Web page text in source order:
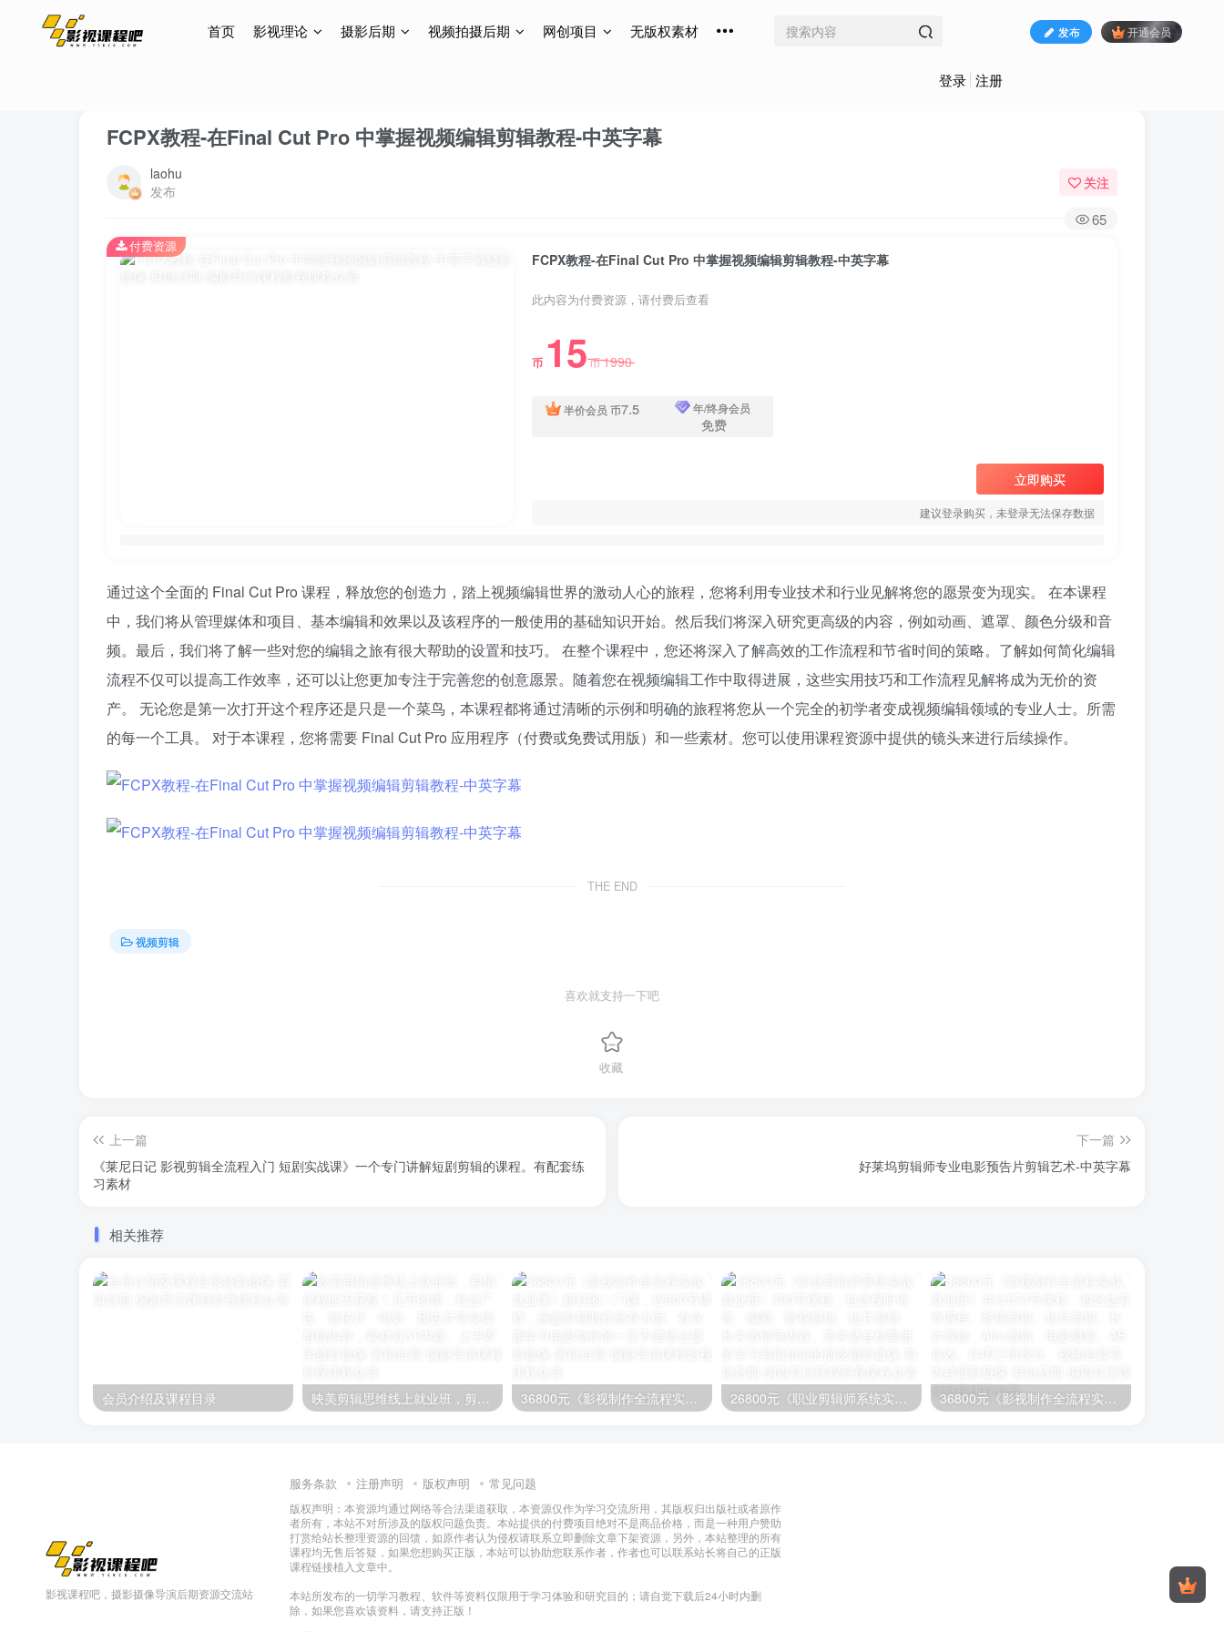
首页 影视理论 摄影后期 视频拍摄后期 网创项目 无版权素材 发布 开通会员
登录 注册
FCPX教程-在Final Cut Pro 中掌握视频编辑剪辑教程-中英字幕
laohu
发布
关注
65
FCPX教程-在Final Cut Pro 中掌握视频编辑剪辑教程-中英字幕
此内容为付费资源，请付费后查看
币 15币1990
半价会员 币7.5 年/终身会员
免费
立即购买
建议登录购买，未登录无法保存数据
付费资源
通过这个全面的 Final Cut Pro 课程，释放您的创造力，踏上视频编辑世界的激动人心的旅程，您将利用专业技术和行业见解将您的愿景变为现实。 在本课程
中，我们将从管理媒体和项目、基本编辑和效果以及该程序的一般使用的基础知识开始。然后我们将深入研究更高级的内容，例如动画、遮罩、颜色分级和音
频。最后，我们将了解一些对您的编辑之旅有很大帮助的设置和技巧。 在整个课程中，您还将深入了解高效的工作流程和节省时间的策略。了解如何简化编辑
流程不仅可以提高工作效率，还可以让您更加专注于完善您的创意愿景。随着您在视频编辑工作中取得进展，这些实用技巧和工作流程见解将成为无价的资
产。 无论您是第一次打开这个程序还是只是一个菜鸟，本课程都将通过清晰的示例和明确的旅程将您从一个完全的初学者变成视频编辑领域的专业人士。所需
的每一个工具。 对于本课程，您将需要 Final Cut Pro 应用程序（付费或免费试用版）和一些素材。您可以使用课程资源中提供的镜头来进行后续操作。
THE END
视频剪辑
喜欢就支持一下吧
收藏
上一篇
《莱尼日记 影视剪辑全流程入门 短剧实战课》一个专门讲解短剧剪辑的课程。有配套练
习素材
下一篇
好莱坞剪辑师专业电影预告片剪辑艺术-中英字幕
相关推荐
会员介绍及课程目录
影视课程吧，摄影摄像导演后期资源交流站
服务条款 注册声明 版权声明 常见问题
版权声明：本资源均通过网络等合法渠道获取，本资源仅作为学习交流所用，其版权归出版社或者原作
者所有，本站不对所涉及的版权问题负责。本站提供的付费项目绝对不是商品价格，而是一种用户赞助
打赏给站长整理资源的回馈，如原作者认为侵权请联系立即删除文章下架资源，另外，本站整理的所有
课程均无售后答疑，如果您想购买正版，本站可以协助您联系作者，作者也可以联系站长将自己的正版
课程链接植入文章中。
本站所发布的一切学习教程、软件等资料仅限用于学习体验和研究目的；请自觉下载后24小时内删
除，如果您喜欢该资料，请支持正版！